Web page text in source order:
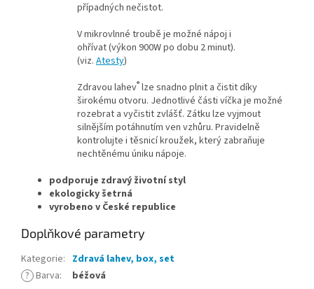
případných nečistot.
V mikrovlnné troubě je možné nápoj i
ohřívat (výkon 900W po dobu 2 minut).
(viz. Atesty)
Zdravou lahev® lze snadno plnit a čistit díky
širokému otvoru. Jednotlivé části víčka je možné
rozebrat a vyčistit zvlášť. Zátku lze vyjmout
silnějším potáhnutím ven vzhůru. Pravidelně
kontrolujte i těsnicí kroužek, který zabraňuje
nechtěnému úniku nápoje.
podporuje zdravý životní styl
ekologicky šetrná
vyrobeno v České republice
Doplňkové parametry
Kategorie: Zdravá lahev, box, set
? Barva: béžová